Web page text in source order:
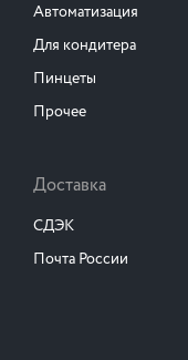
Автоматизация
Для кондитера
Пинцеты
Прочее
Доставка
СДЭК
Почта России